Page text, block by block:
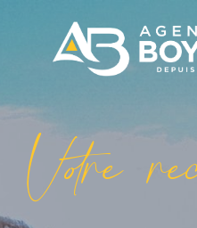
Vore re